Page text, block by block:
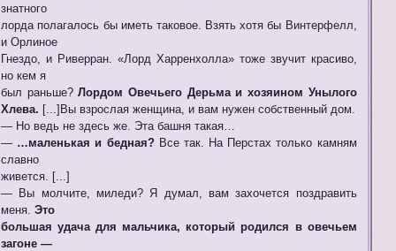
знатного
лорда полагалось бы иметь таковое. Взять хотя бы Винтерфелл,
и Орлиное
Гнездо, и Риверран. «Лорд Харренхолла» тоже звучит красиво,
но кем я
был раньше?Лордом Овечьего Дерьма и хозяином Унылого
Хлева. [...]Вы взрослая женщина, и вам нужен собственный дом.
— Но ведь не здесь же. Эта башня такая…
— …маленькая и бедная?Все так. На Перстах только камням
славно
живется. [...]
— Вы молчите, миледи? Я думал, вам захочется поздравить
меня.Это
большая удача для мальчика, который родился в овечьем
загоне —